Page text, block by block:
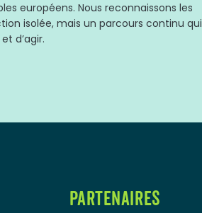
européens. Nous reconnaissons les
isolée, mais un parcours continu qui
d’agir.
PARTENAIRES